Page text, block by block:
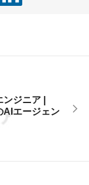
ジニア |
AIエージェン